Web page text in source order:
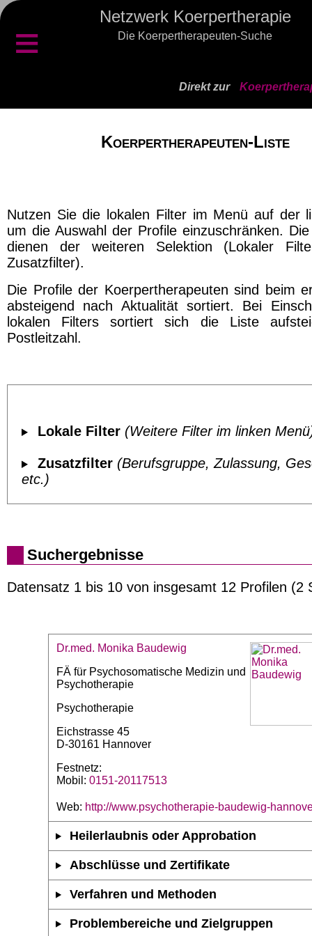
Netzwerk Koerpertherapie
Die Koerpertherapeuten-Suche
≡
Direkt zur
Koerpertherapeuten-Liste
Nutzen Sie die lokalen Filter im Menü auf der
um die Auswahl der Profile einzuschränken.
dienen der weiteren Selektion (Lokaler
Zusatzfilter).
Die Profile der Koerpertherapeuten sind beim
absteigend nach Aktualität sortiert. Bei
lokalen Filters sortiert sich die Liste
Postleitzahl.
Lokale Filter (Weitere Filter im linken
Zusatzfilter (Berufsgruppe, Zulassung,
etc.)
Suchergebnisse
Datensatz 1 bis 10 von insgesamt 12 Profilen (2
Dr.med. Monika Baudewig
FÄ für Psychosomatische Medizin und
Psychotherapie
Psychotherapie
Eichstrasse 45
D-30161 Hannover
Festnetz:
Mobil: 0151-20117513
Web: http://www.psychotherapie-baudewig-
Heilerlaubnis oder Approbation
Abschlüsse und Zertifikate
Verfahren und Methoden
Problembereiche und Zielgruppen